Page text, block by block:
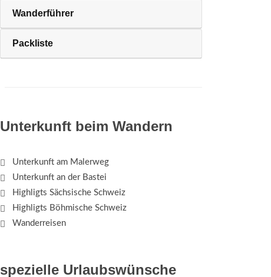
Wanderführer
Packliste
Unterkunft beim Wandern
Unterkunft am Malerweg
Unterkunft an der Bastei
Highligts Sächsische Schweiz
Highligts Böhmische Schweiz
Wanderreisen
spezielle Urlaubswünsche